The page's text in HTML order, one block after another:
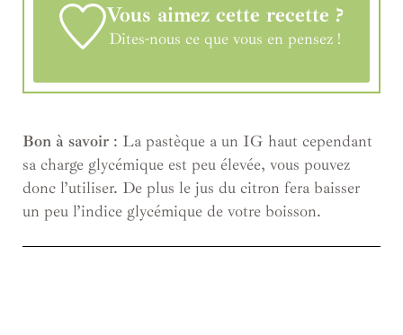
Vous aimez cette recette ?
Dites-nous ce que vous en pensez !
Bon à savoir : La pastèque a un IG haut cependant
sa charge glycémique est peu élevée, vous pouvez
donc l’utiliser. De plus le jus du citron fera baisser
un peu l’indice glycémique de votre boisson.